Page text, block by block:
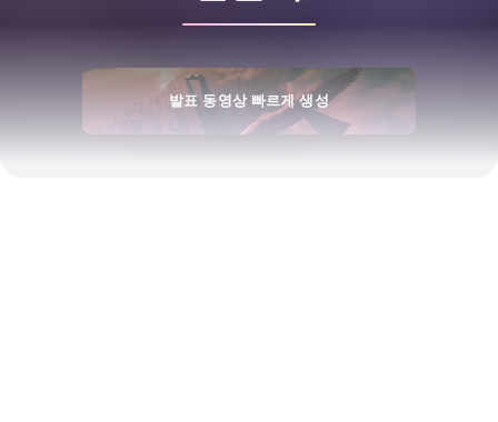
발표 동영상 빠르게 생성